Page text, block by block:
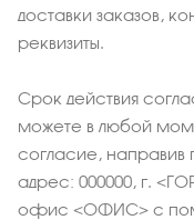
доставки заказов,
реквизиты.
Срок действия
можете в любой
согласие,
адрес: 000000, г.
офис <ОФИС> с